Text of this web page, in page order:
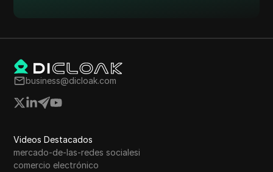
Vimeo
VKontakte
Wayfair
WebMoney
business@dicloak.com
Videos Destacados
mercado-de-las-redes socialesi
comercio electrónico